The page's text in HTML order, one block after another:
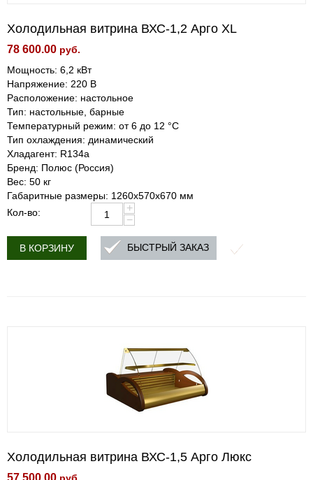
Холодильная витрина ВХС-1,2 Арго XL
78 600.00 руб.
Мощность: 6,2 кВт
Напряжение: 220 В
Расположение: настольное
Тип: настольные, барные
Температурный режим: от 6 до 12 °С
Тип охлаждения: динамический
Хладагент: R134a
Бренд: Полюс (Россия)
Вес: 50 кг
Габаритные размеры: 1260х570х670 мм
Кол-во:
+
−
В КОРЗИНУ БЫСТРЫЙ ЗАКАЗ
Холодильная витрина ВХС-1,5 Арго Люкс
57 500.00